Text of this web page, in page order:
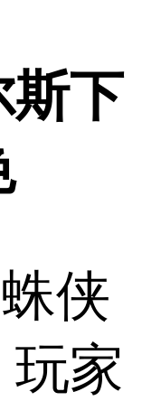
斯下
侠
家